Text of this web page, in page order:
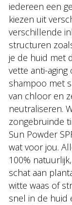
iedereen een
kiezen uit
verschillende
structuren
je de huid met
vette anti-
shampoo met
van chloor en
neutraliseren.
zongebruinde
Sun Powder
wat voor jou.
100%
schat aan
witte waas of
snel in de huid